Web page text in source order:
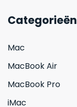
Categorieën
Mac
MacBook Air
MacBook Pro
iMac